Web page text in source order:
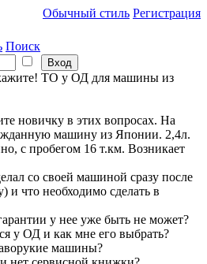
Обычный стиль Регистрация
Поиск
ТО у ОД для машины из
новичку в этих вопросах. На
машину из Японии. 2,4л.
с пробегом 16 т.км. Возникает
со своей машиной сразу после
и что необходимо сделать в
у нее уже быть не может?
у ОД и как мне его выбрать?
машины?